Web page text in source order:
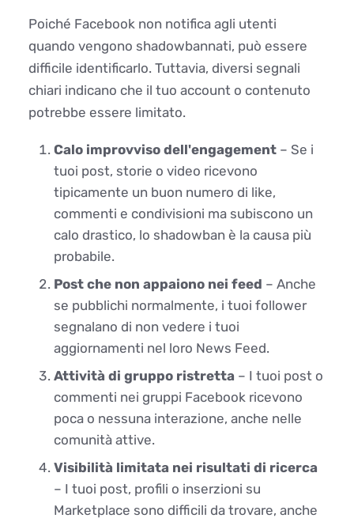
Poiché Facebook non notifica agli utenti
quando vengono shadowbannati, può essere
difficile identificarlo. Tuttavia, diversi segnali
chiari indicano che il tuo account o contenuto
potrebbe essere limitato.
Calo improvviso dell'engagement – Se i
tuoi post, storie o video ricevono
tipicamente un buon numero di like,
commenti e condivisioni ma subiscono un
calo drastico, lo shadowban è la causa più
probabile.
Post che non appaiono nei feed – Anche
se pubblichi normalmente, i tuoi follower
segnalano di non vedere i tuoi
aggiornamenti nel loro News Feed.
Attività di gruppo ristretta – I tuoi post o
commenti nei gruppi Facebook ricevono
poca o nessuna interazione, anche nelle
comunità attive.
Visibilità limitata nei risultati di ricerca
– I tuoi post, profili o inserzioni su
Marketplace sono difficili da trovare, anche